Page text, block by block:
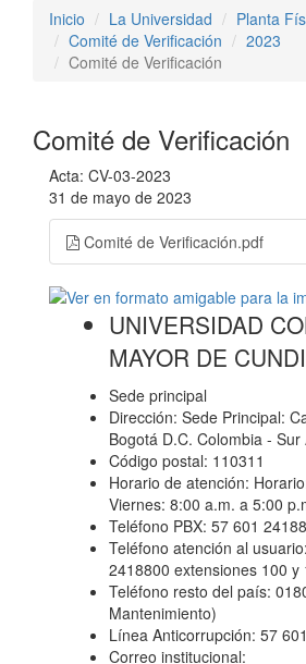
Inicio
La Universidad
Planta
Comité de Verificación
2023
Comité de Verificación
Comité de Verificación
Acta: CV-03-2023
31 de mayo de 2023
Comité de Verificación.pdf
UNIVERSIDAD
MAYOR DE
Sede principal
Dirección: Sede Principal:
Bogotá D.C. Colombia - Sur
Código postal: 110311
Horario de atención:
Viernes: 8:00 a.m. a 5:00
Teléfono PBX: 57 601
Teléfono atención al
2418800 extensiones 100 y
Teléfono resto del país:
Mantenimiento)
Línea Anticorrupción: 57
Correo institucional: